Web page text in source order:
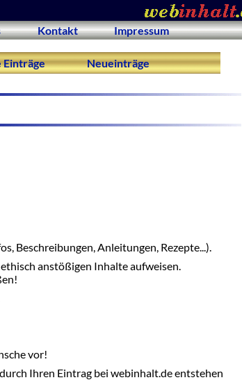
Kontakt Impressum
Einträge Neueinträge
Beschreibungen, Anleitungen, Rezepte...).
anstößigen Inhalte aufweisen.
vor!
Ihren Eintrag bei webinhalt.de entstehen